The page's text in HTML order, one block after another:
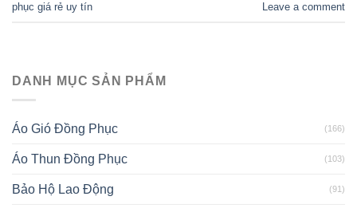
phục giá rẻ uy tín
Leave a comment
DANH MỤC SẢN PHẨM
Áo Gió Đồng Phục (166)
Áo Thun Đồng Phục (103)
Bảo Hộ Lao Động (91)